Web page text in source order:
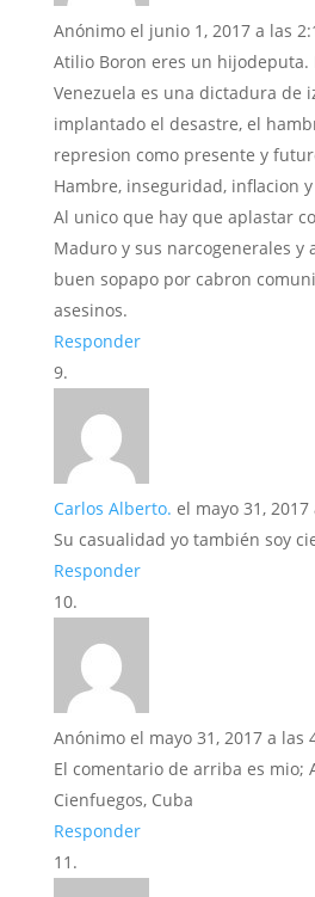
Anónimo el junio 1, 2017 a las
Atilio Boron eres un hijodeputa.
Venezuela es una dictadura de
implantado el desastre, el
represion como presente y
Hambre, inseguridad, inflacion
Al unico que hay que aplastar
Maduro y sus narcogenerales y
buen sopapo por cabron
asesinos.
Responder
Carlos Alberto. el mayo 31,
Su casualidad yo también soy
Responder
Anónimo el mayo 31, 2017 a las
El comentario de arriba es mio;
Cienfuegos, Cuba
Responder